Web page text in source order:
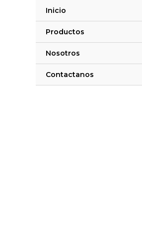
Inicio
Productos
Nosotros
Contactanos